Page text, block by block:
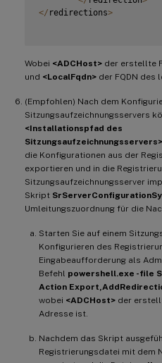
</ redirections>
Wobei <ADCHost> der erstellte
und <LocalFqdn> der FQDN des
(Empfohlen) Nach dem
Sitzungsaufzeichnungsservers
<Installationspfad des
die Konfigurationen aus der
exportieren und in die
Sitzungsaufzeichnungsserver
Skript
Umleitungszuordnung für die
Starten Sie auf einem
Konfigurieren des
Eingabeaufforderung als
Befehl powershell.exe -file
Action
wobei <ADCHost> der
Adresse ist.
Nachdem das Skript
Registrierungsdatei mit dem